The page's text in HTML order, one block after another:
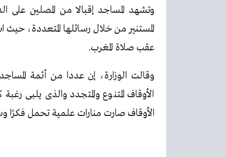
وتشهد المساجد إقبالا من المصلين على
المستنير من خلال رسائلها المتعددة،
عقب صلاة المغرب.
وقالت الوزارة، إن عددا من أئمة
الأوقاف المتنوع والمتجدد والذى يلبى
الأوقاف صارت منارات علمية تحمل فكرًا